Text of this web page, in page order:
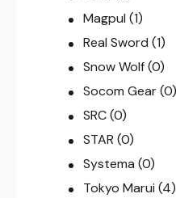
Magpul (1)
Real Sword (1)
Snow Wolf (0)
Socom Gear (0)
SRC (0)
STAR (0)
Systema (0)
Tokyo Marui (4)